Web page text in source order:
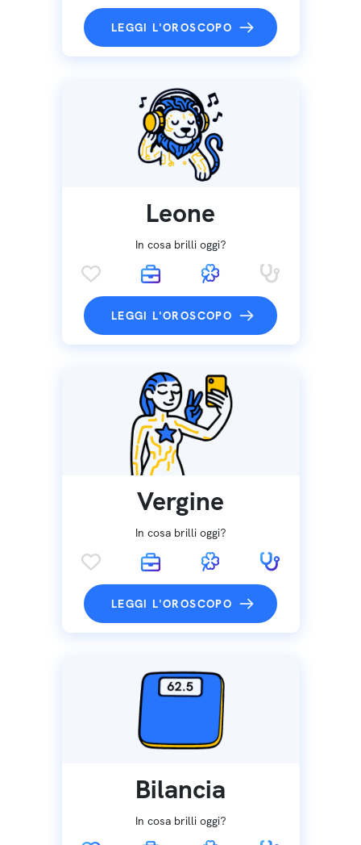
LEGGI L'OROSCOPO
Leone
In cosa brilli oggi?
LEGGI L'OROSCOPO
Vergine
In cosa brilli oggi?
LEGGI L'OROSCOPO
Bilancia
In cosa brilli oggi?